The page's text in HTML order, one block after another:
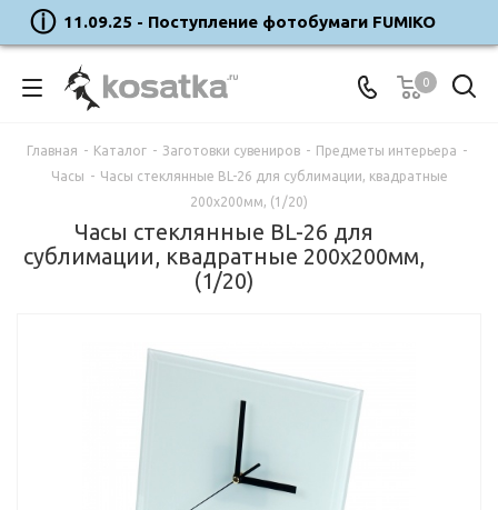
11.09.25 - Поступление фотобумаги FUMIKO
0
Главная - Каталог - Заготовки сувениров - Предметы интерьера -
Часы - Часы стеклянные BL-26 для сублимации, квадратные
200x200мм, (1/20)
Часы стеклянные BL-26 для
сублимации, квадратные 200x200мм,
(1/20)